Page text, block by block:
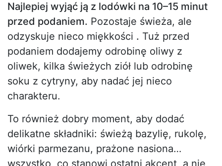
Najlepiej wyjąć ją z lodówki na 10–15 minut
przed podaniem. Pozostaje świeża, ale
odzyskuje nieco miękkości . Tuż przed
podaniem dodajemy odrobinę oliwy z
oliwek, kilka świeżych ziół lub odrobinę
soku z cytryny, aby nadać jej nieco
charakteru.
To również dobry moment, aby dodać
delikatne składniki: świeżą bazylię, rukolę,
wiórki parmezanu, prażone nasiona…
wszystko, co stanowi ostatni akcent, a nie